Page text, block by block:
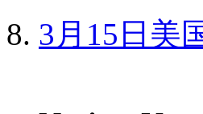
3月15日美